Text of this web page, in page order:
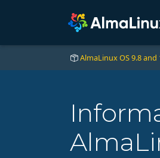
AlmaLinux OS 9.8 and